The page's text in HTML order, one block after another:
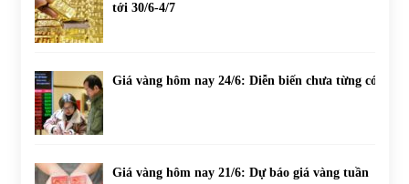
tới 30/6-4/7
Giá vàng hôm nay 24/6: Diễn biến chưa từng có
Giá vàng hôm nay 21/6: Dự báo giá vàng tuần